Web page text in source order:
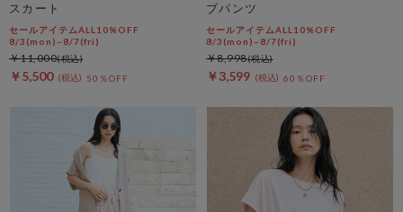
スカート
セールアイテムALL10%OFF
8/3(mon)~8/7(fri)
￥5,500 50％OFF
￥11,000
ブパンツ
セールアイテムALL10%OFF
8/3(mon)~8/7(fri)
￥3,599 60％OFF
￥8,998